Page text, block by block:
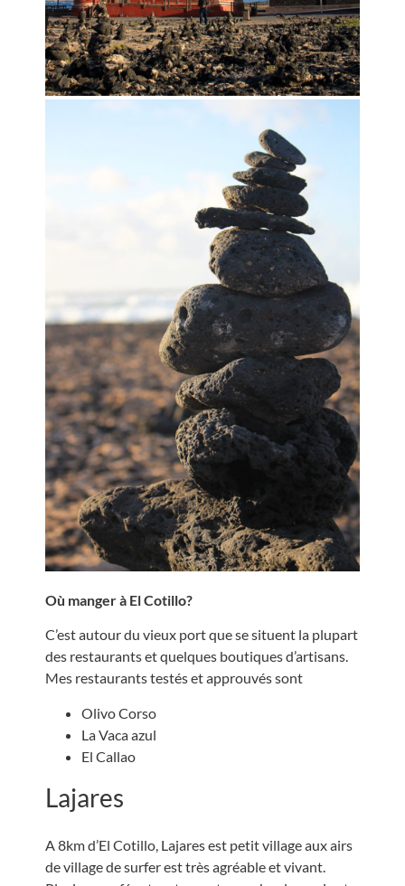
Où manger à El Cotillo?
C’est autour du vieux port que se situent la plupart
des restaurants et quelques boutiques d’artisans.
Mes restaurants testés et approuvés sont
Olivo Corso
La Vaca azul
El Callao
Lajares
A 8km d’El Cotillo, Lajares est petit village aux airs
de village de surfer est très agréable et vivant.